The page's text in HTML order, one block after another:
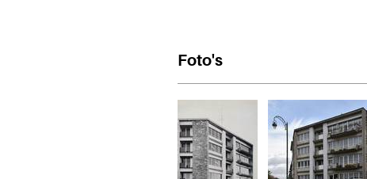
Foto's